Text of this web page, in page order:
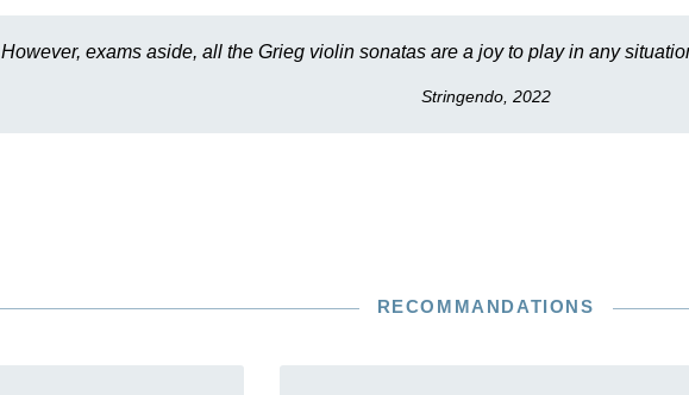
However, exams aside, all the Grieg violin sonatas are a joy to play in any
Stringendo, 2022
RECOMMANDATIONS